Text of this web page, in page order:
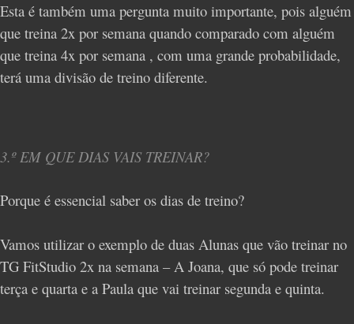
Esta é também uma pergunta muito importante, pois alguém
que treina 2x por semana quando comparado com alguém
que treina 4x por semana , com uma grande probabilidade,
terá uma divisão de treino diferente.
3.º EM QUE DIAS VAIS TREINAR?
Porque é essencial saber os dias de treino?
Vamos utilizar o exemplo de duas Alunas que vão treinar no
TG FitStudio 2x na semana – A Joana, que só pode treinar
terça e quarta e a Paula que vai treinar segunda e quinta.